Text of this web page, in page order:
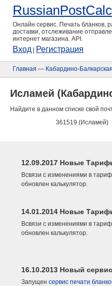
Онлайн сервис. Печать бланков,
доставки, отслеживание
интернет магазина. API.
Вход Регистрация
Главная — Кабардино-
Исламей
Найдите в данном списке свой
361519 (Исламей)
12.09.2017 Новые
Всвязи с изменениями в
обновлен калькулятор.
14.01.2014 Новые
Всвязи с изменениями в
обновлен калькулятор.
16.10.2013 Новый
Запущен сервис печати